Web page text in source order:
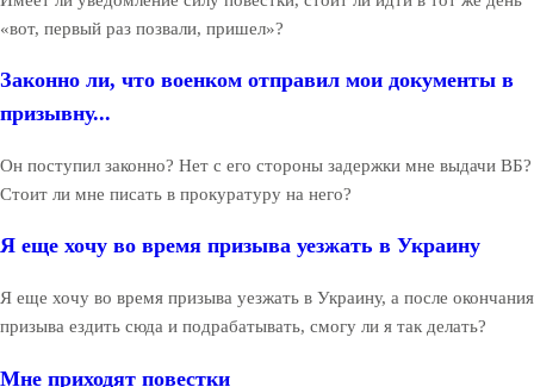
«вот, первый раз позвали, пришел»?
Законно ли, что военком отправил мои документы в
призывну...
Он поступил законно? Нет с его стороны задержки мне выдачи ВБ?
Стоит ли мне писать в прокуратуру на него?
Я еще хочу во время призыва уезжать в Украину
Я еще хочу во время призыва уезжать в Украину, а после окончания
призыва ездить сюда и подрабатывать, смогу ли я так делать?
Мне приходят повестки